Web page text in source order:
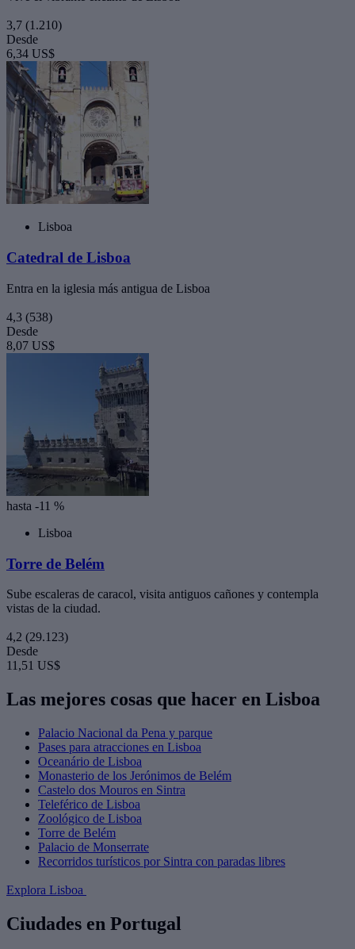
3,7 (1.210)
Desde
6,34 US$
Lisboa
Catedral de Lisboa
Entra en la iglesia más antigua de Lisboa
4,3 (538)
Desde
8,07 US$
hasta -11 %
Lisboa
Torre de Belém
Sube escaleras de caracol, visita antiguos cañones y contempla
vistas de la ciudad.
4,2 (29.123)
Desde
11,51 US$
Las mejores cosas que hacer en Lisboa
Palacio Nacional da Pena y parque
Pases para atracciones en Lisboa
Oceanário de Lisboa
Monasterio de los Jerónimos de Belém
Castelo dos Mouros en Sintra
Teleférico de Lisboa
Zoológico de Lisboa
Torre de Belém
Palacio de Monserrate
Recorridos turísticos por Sintra con paradas libres
Explora Lisboa
Ciudades en Portugal